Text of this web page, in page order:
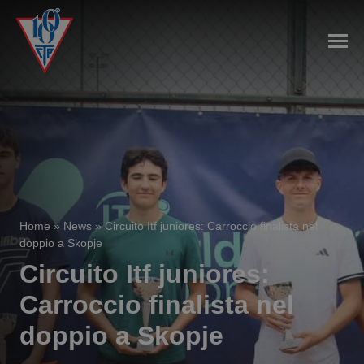
Home » News »Circuito Itf juniores: Carroccio finalista nel
doppio a Skopje
Circuito Itf juniores:
Carroccio finalista nel
doppio a Skopje